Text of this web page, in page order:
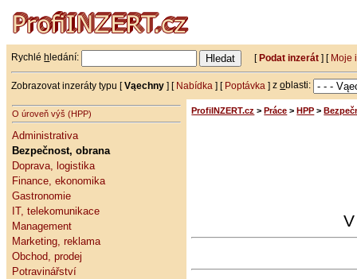
Rychlé h ledání: [Podat inzerát ] [ Moje
Zobrazovat inzeráty typu [Vąechny ] [ Nabídka ] [ Poptávka ]zoblasti:
O úroveň výš (HPP)
Administrativa
Bezpečnost, obrana
Doprava, logistika
Finance, ekonomika
Gastronomie
IT, telekomunikace
Management
Marketing, reklama
Obchod, prodej
Potravinářství
ProfiINZERT.cz > Práce > HPP >